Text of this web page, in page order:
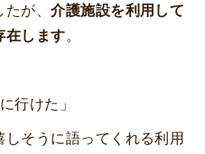
たが、介護施設を利用して
在します。
行けた」
そうに語ってくれる利用